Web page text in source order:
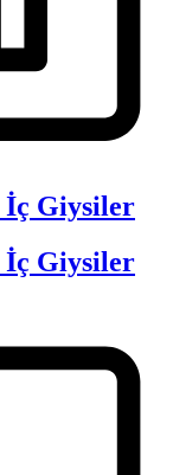
İç Giysiler
İç Giysiler